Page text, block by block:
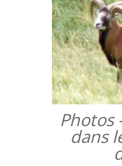
Photos
dans